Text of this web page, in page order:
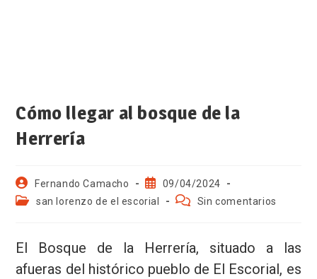
Cómo llegar al bosque de la
Herrería
Fernando Camacho
09/04/2024
san lorenzo de el escorial
Sin comentarios
El Bosque de la Herrería, situado a las
afueras del histórico pueblo de El Escorial, es